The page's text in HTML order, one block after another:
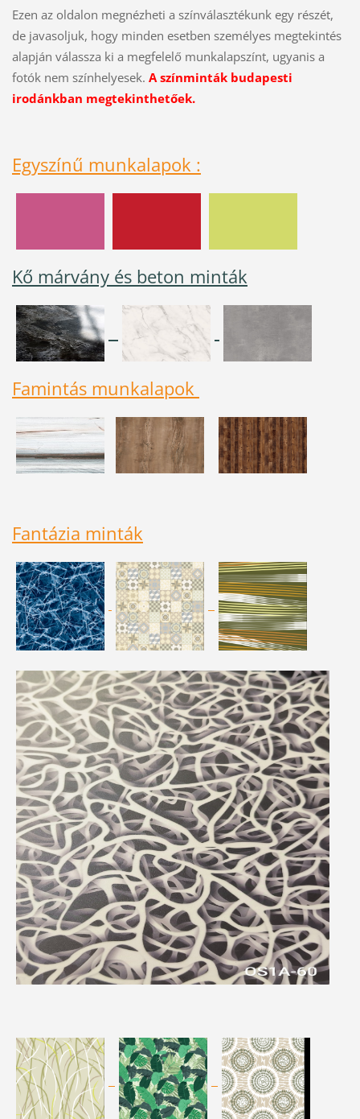
Ezen az oldalon megnézheti a színválasztékunk egy részét,
de javasoljuk, hogy minden esetben személyes megtekintés
alapján válassza ki a megfelelő munkalapszínt, ugyanis a
fotók nem színhelyesek. A színminták budapesti
irodánkban megtekinthetőek.
Egyszínű munkalapok :
Kő márvány és beton minták
Famintás munkalapok
Fantázia minták